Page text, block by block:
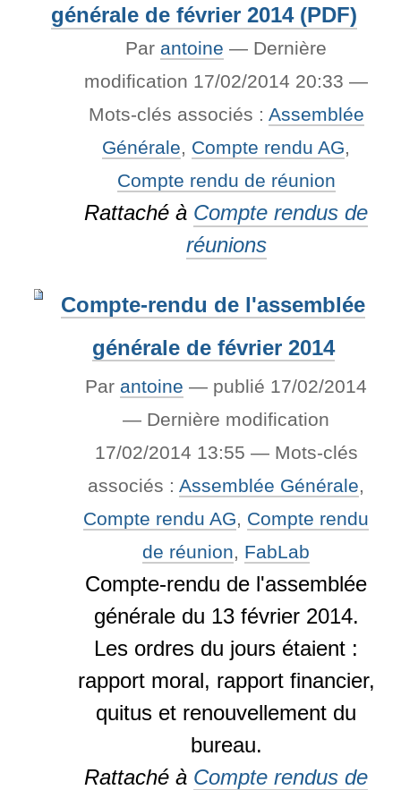
générale de février 2014 (PDF)
Par antoine — Dernière
modification 17/02/2014 20:33—
Mots-clés associés : Assemblée
Générale, Compte rendu AG,
Compte rendu de réunion
Rattaché à Compte rendus de
réunions
Compte-rendu de l'assemblée
générale de février 2014
Par antoine — publié 17/02/2014
— Dernière modification
17/02/2014 13:55 — Mots-clés
associés :Assemblée Générale,
Compte rendu AG, Compte rendu
de réunion, FabLab
Compte-rendu de l'assemblée
générale du 13 février 2014.
Les ordres du jours étaient :
rapport moral, rapport financier,
quitus et renouvellement du
bureau.
Rattaché à Compte rendus de